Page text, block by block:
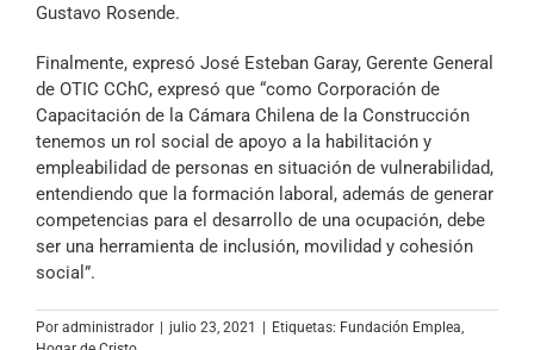
Gustavo Rosende.
Finalmente, expresó José Esteban Garay, Gerente General
de OTIC CChC, expresó que “como Corporación de
Capacitación de la Cámara Chilena de la Construcción
tenemos un rol social de apoyo a la habilitación y
empleabilidad de personas en situación de vulnerabilidad,
entendiendo que la formación laboral, además de generar
competencias para el desarrollo de una ocupación, debe
ser una herramienta de inclusión, movilidad y cohesión
social”.
Por administrador julio 23, 2021 Etiquetas: Fundación Emplea,